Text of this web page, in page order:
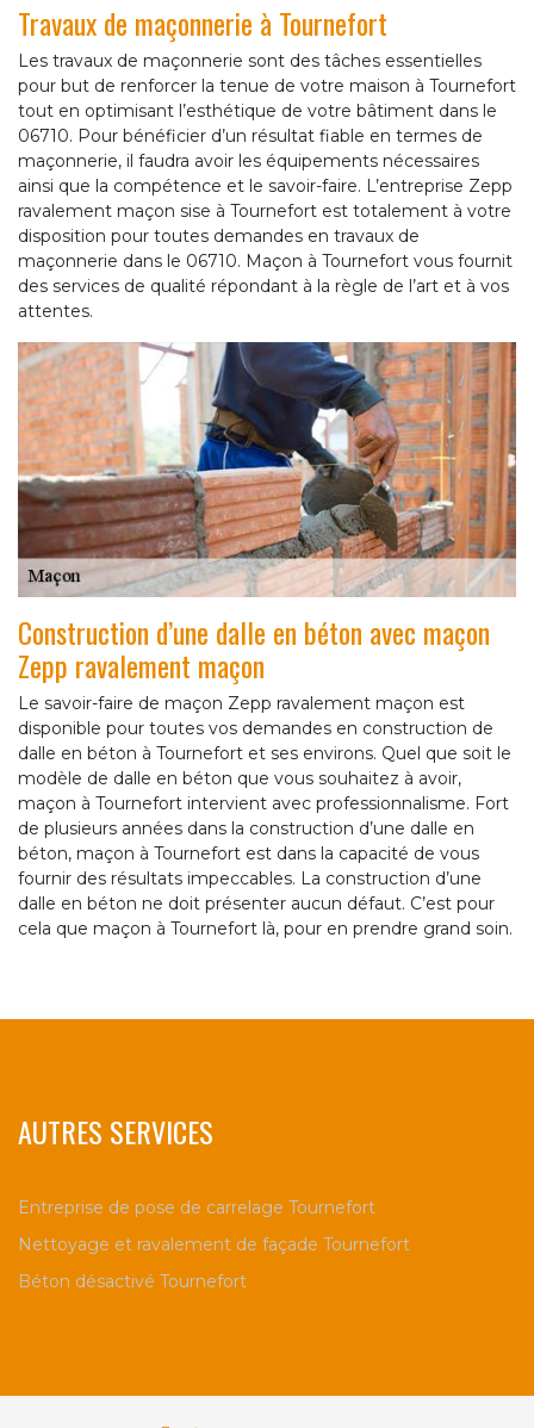
Travaux de maçonnerie à Tournefort
Les travaux de maçonnerie sont des tâches essentielles
pour but de renforcer la tenue de votre maison à Tournefort
tout en optimisant l’esthétique de votre bâtiment dans le
06710. Pour bénéficier d’un résultat fiable en termes de
maçonnerie, il faudra avoir les équipements nécessaires
ainsi que la compétence et le savoir-faire. L’entreprise Zepp
ravalement maçon sise à Tournefort est totalement à votre
disposition pour toutes demandes en travaux de
maçonnerie dans le 06710. Maçon à Tournefort vous fournit
des services de qualité répondant à la règle de l’art et à vos
attentes.
Construction d’une dalle en béton avec maçon
Zepp ravalement maçon
Le savoir-faire de maçon Zepp ravalement maçon est
disponible pour toutes vos demandes en construction de
dalle en béton à Tournefort et ses environs. Quel que soit le
modèle de dalle en béton que vous souhaitez à avoir,
maçon à Tournefort intervient avec professionnalisme. Fort
de plusieurs années dans la construction d’une dalle en
béton, maçon à Tournefort est dans la capacité de vous
fournir des résultats impeccables. La construction d’une
dalle en béton ne doit présenter aucun défaut. C’est pour
cela que maçon à Tournefort là, pour en prendre grand soin.
AUTRES SERVICES
Entreprise de pose de carrelage Tournefort
Nettoyage et ravalement de façade Tournefort
Béton désactivé Tournefort